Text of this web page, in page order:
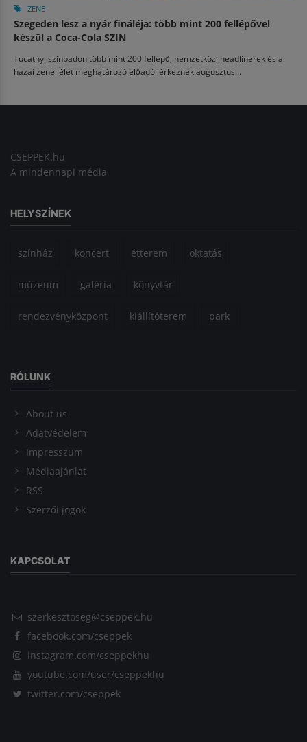
ZENE
Szegeden lesz a nyár fináléja: több mint 200 fellépővel
készül a Coca-Cola SZIN
Tucatnyi színpadon több mint 200 fellépő, nemzetközi headlinerek és a
hazai zenei élet meghatározó előadói érkeznek augusztus...
CSEPPEK.hu
A mindennapi média
HELYSZÍNEK
színház koncert étterem oktatás
múzeum galéria könyvtár
rendezvényközpont kiállítóterem park
RÓLUNK
About us
Adatvédelem
Impresszum
Médiaajánlat
RSS
Szerzői jogok
KAPCSOLAT
szerkesztoseg@cseppek.hu
facebook.com/cseppek
instagram.com/cseppekhu
youtube.com/user/cseppekhu
twitter.com/cseppek